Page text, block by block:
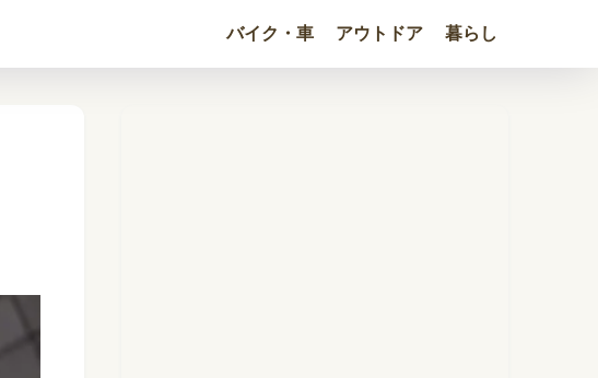
バイク・車 アウトドア 暮らし